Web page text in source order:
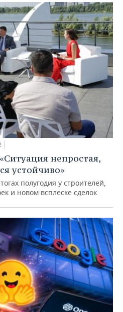
непростая,
устойчиво»
полугодия у строителей,
и новом всплеске сделок